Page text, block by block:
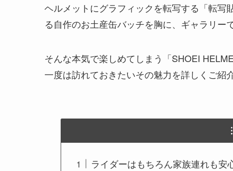
ヘルメットにグラフィックを転写する「転
る自作のお土産缶バッチを胸に、ギャラリ
そんな本気で楽しめてしまう「SHOEI
一度は訪れておきたいその魅力を詳しくご紹
ライダーはもちろん家族連れも安